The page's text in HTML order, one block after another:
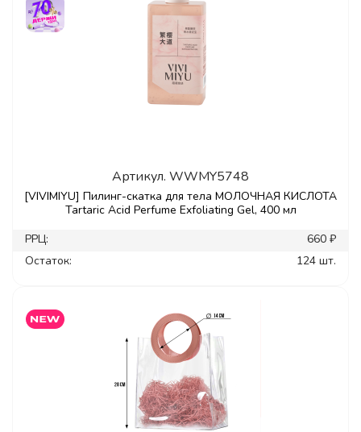
Артикул. WWMY5748
[VIVIMIYU] Пилинг-скатка для тела МОЛОЧНАЯ КИСЛОТА
Tartaric Acid Perfume Exfoliating Gel, 400 мл
РРЦ:
660 ₽
Остаток:
124 шт.